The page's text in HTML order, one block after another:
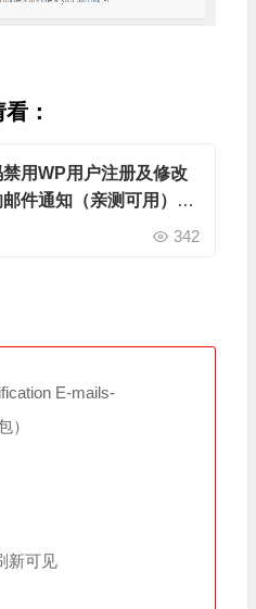
：
用WP用户注册及修改
件通知（亲测可用）
342
E-mails-
）
新可见